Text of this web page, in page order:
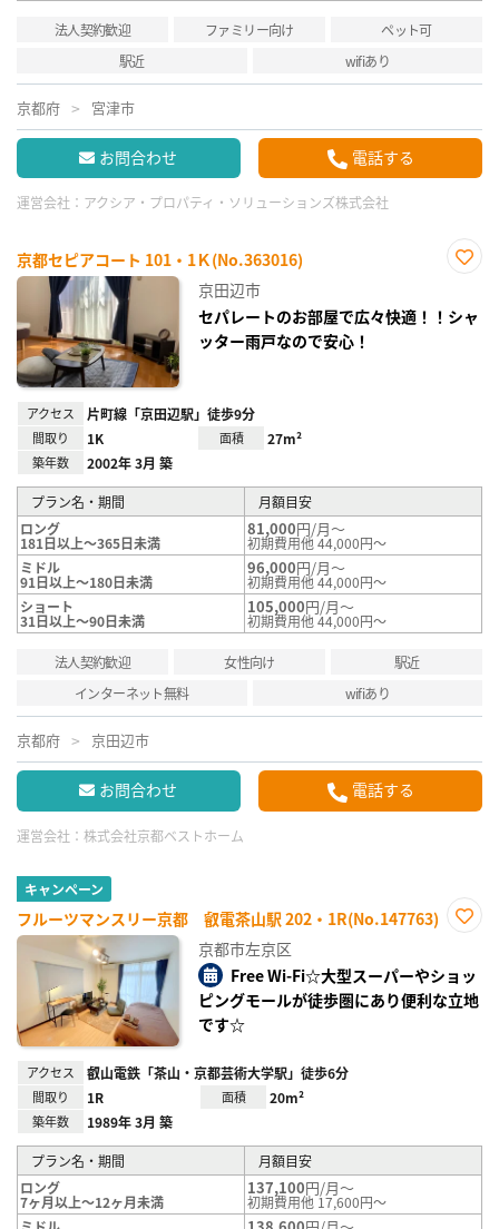
法人契約歓迎 ファミリー向け
ペット可
駅近
wifiあり
京都府 宮津市
お問合わせ 電話する
運営会社： アクシア・プロパティ・ソリューションズ株式会社
京都セピアコート 101・1Ｋ(No.363016)
り登
録
京田辺市
セパレートのお部屋で広々快適！！シャ
ッター雨戸なので安心！
アクセス 片町線「京田辺駅」徒歩9分
間取り 1K 面積 27m²
築年数 2002年 3月 築
プラン名・期間
月額目安
ロング
181日以上～365日未満
81,000円/月～
初期費用他 44,000円～
ミドル
91日以上～180日未満
96,000円/月～
初期費用他 44,000円～
ショート
31日以上～90日未満
105,000円/月～
初期費用他 44,000円～
法人契約歓迎 女性向け
駅近
インターネット無料
wifiあり
京都府 京田辺市
お問合わせ 電話する
運営会社： 株式会社京都ベストホーム
キャンペーン
フルーツマンスリー京都 叡電茶山駅 202・1R(No.147763)
り登
録
京都市左京区
Free Wi-Fi☆大型スーパーやショッ
ピングモールが徒歩圏にあり便利な立地
です☆
アクセス 叡山電鉄「茶山・京都芸術大学駅」徒歩6分
間取り 1R 面積 20m²
築年数 1989年 3月 築
プラン名・期間
月額目安
ロング
7ヶ月以上～12ヶ月未満
137,100円/月～
初期費用他 17,600円～